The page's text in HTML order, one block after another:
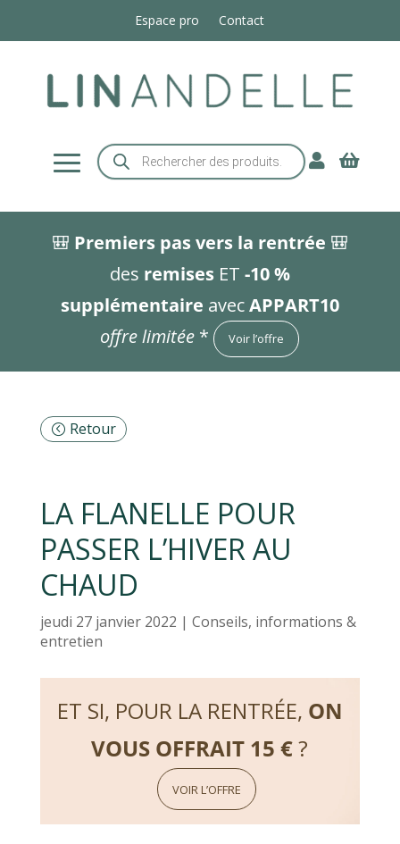
Espace pro Contact
Recherche
de
produits
 
🎒 Premiers pas vers la rentrée 🎒
des remisesET -10 %
supplémentaire avecAPPART10
offre limitée * Voir l’offre
Retour
LA FLANELLE POUR
PASSER L’HIVER AU
CHAUD
jeudi 27 janvier 2022 | Conseils, informations &
entretien
ET SI, POUR LA RENTRÉE, ON
VOUS OFFRAIT 15 €?
VOIR L’OFFRE